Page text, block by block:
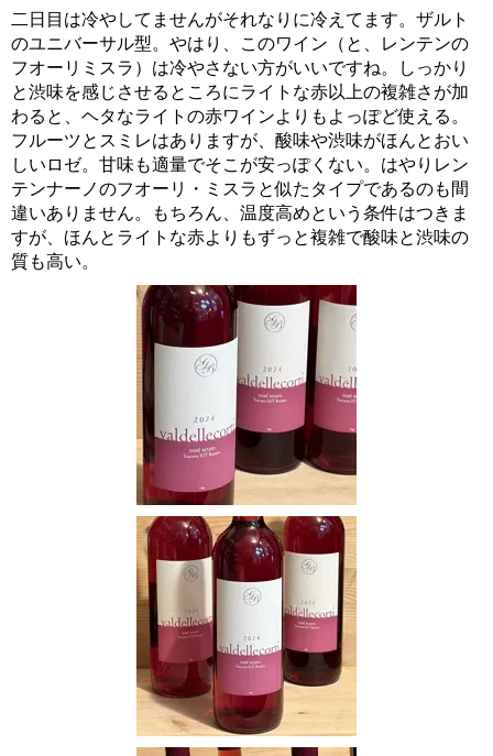
二日目は冷やしてませんがそれなりに冷えてます。ザルト
のユニバーサル型。やはり、このワイン（と、レンテンの
フオーリミスラ）は冷やさない方がいいですね。しっかり
と渋味を感じさせるところにライトな赤以上の複雑さが加
わると、ヘタなライトの赤ワインよりもよっぽど使える。
フルーツとスミレはありますが、酸味や渋味がほんとおい
しいロゼ。甘味も適量でそこが安っぽくない。はやりレン
テンナーノのフオーリ・ミスラと似たタイプであるのも間
違いありません。もちろん、温度高めという条件はつきま
すが、ほんとライトな赤よりもずっと複雑で酸味と渋味の
質も高い。